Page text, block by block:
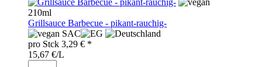
210ml
Grillsauce Barbecue - pikant-rauchig-
SAC
pro Stck 3,29 € *
15,67 €/L